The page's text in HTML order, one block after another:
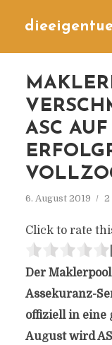
ASC
6. August 2019 2
Click to rate
Der
Assekuranz-
offiziell in eine
August wird